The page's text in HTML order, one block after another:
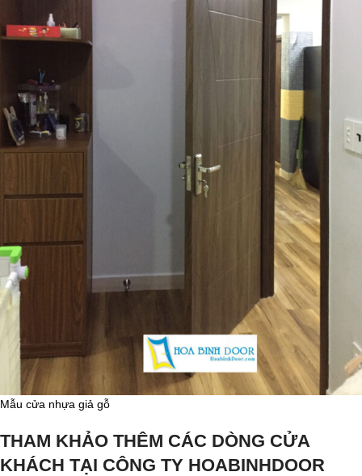
Mẫu cửa nhựa giả gỗ
THAM KHẢO THÊM CÁC DÒNG CỬA
KHÁCH TẠI CÔNG TY HOABINHDOOR